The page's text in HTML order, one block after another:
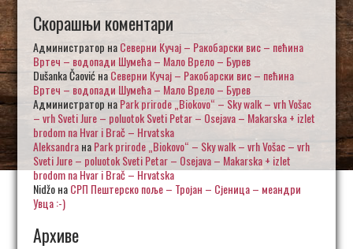
Скорашњи коментари
Администратор наСеверни Кучај – Ракобарски вис – пећина
Вртеч – водопади Шумећа – Мало Врело – Бурев
Dušanka ČaovićнаСеверни Кучај – Ракобарски вис – пећина
Вртеч – водопади Шумећа – Мало Врело – Бурев
Администратор наPark prirode „Biokovo“ – Sky walk – vrh Vošac
– vrh Sveti Jure – poluotok Sveti Petar – Osejava – Makarska + izlet
brodom na Hvar i Brač – Hrvatska
AleksandraнаPark prirode „Biokovo“ – Sky walk – vrh Vošac – vrh
Sveti Jure – poluotok Sveti Petar – Osejava – Makarska + izlet
brodom na Hvar i Brač – Hrvatska
NidžoнаСРП Пештерско поље – Тројан – Сјеница – меандри
Увца :-)
Архиве